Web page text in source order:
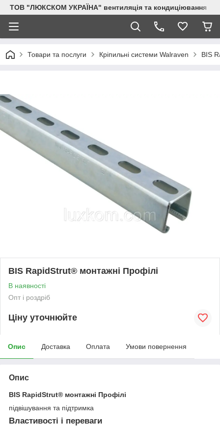
ТОВ "ЛЮКСКОМ УКРАЇНА" вентиляція та кондиціювання
Товари та послуги Кріпильні системи Walraven BIS
BIS RapidStrut® монтажні Профілі
В наявності
Опт і роздріб
Ціну уточнюйте
Опис Доставка Оплата Умови повернення
Опис
BIS RapidStrut® монтажні Профілі
підвішування та підтримка
Властивості і переваги